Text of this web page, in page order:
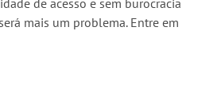
de acesso e sem burocracia
mais um problema. Entre em